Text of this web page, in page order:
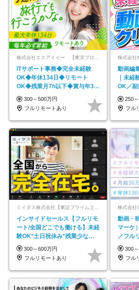
株式会社エスアイイー 【東京プロマーケット上場】
ITサポート事務◆完全未経験
OK◆年休134日◆リモート
OK◆残業月7h以下◆賞与年3回
◆5年目まで必ず昇給
300～500万円
フルリモートあり
株式会社
動画編
｜未経
OK／
250
フル
インサイドセールス【フルリモ
ート/全国どこでも働ける】未経
験OK*土日祝休み*残業少なめ*
在宅勤務手当あり
300～600万円
フルリモートあり
株式会社
動画・
マーケ
／フル
円～／
300
フル